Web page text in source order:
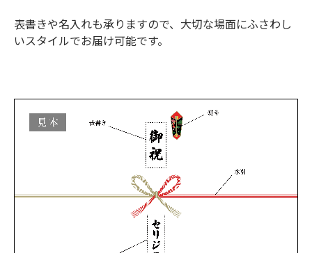
表書きや名入れも承りますので、大切な場面にふさわし
いスタイルでお届け可能です。